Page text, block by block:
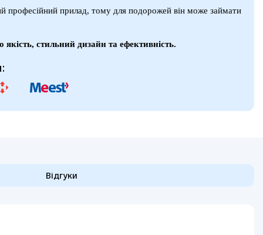
професійний прилад, тому для подорожей він може займати
стильний дизайн та ефективність.
Відгуки